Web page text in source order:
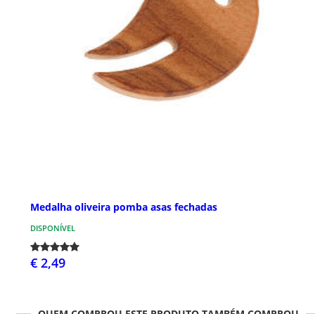
Medalha oliveira pomba asas fechadas
DISPONÍVEL
€ 2,49